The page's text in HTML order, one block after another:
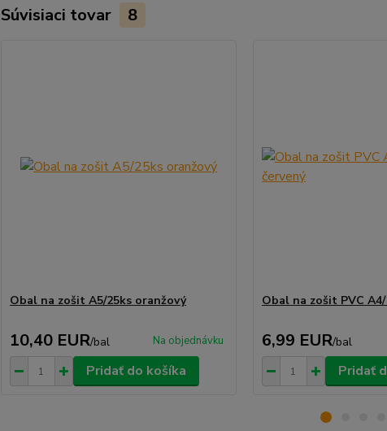
Súvisiaci tovar 8
Obal na zošit A5/25ks oranžový
10,40 EUR/bal Na objednávku
Pridať do košíka
Obal na zošit PVC
6,99 EUR/bal
Pridať